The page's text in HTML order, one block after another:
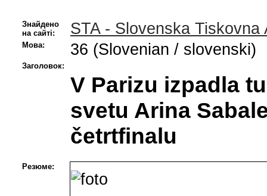
Знайдено
на сайті:
STA - Slovenska Tiskovna
Мова: 36 (Slovenian / slovenski)
Заголовок:
V Parizu izpadla
svetu Arina
četrtfinalu
Резюме: